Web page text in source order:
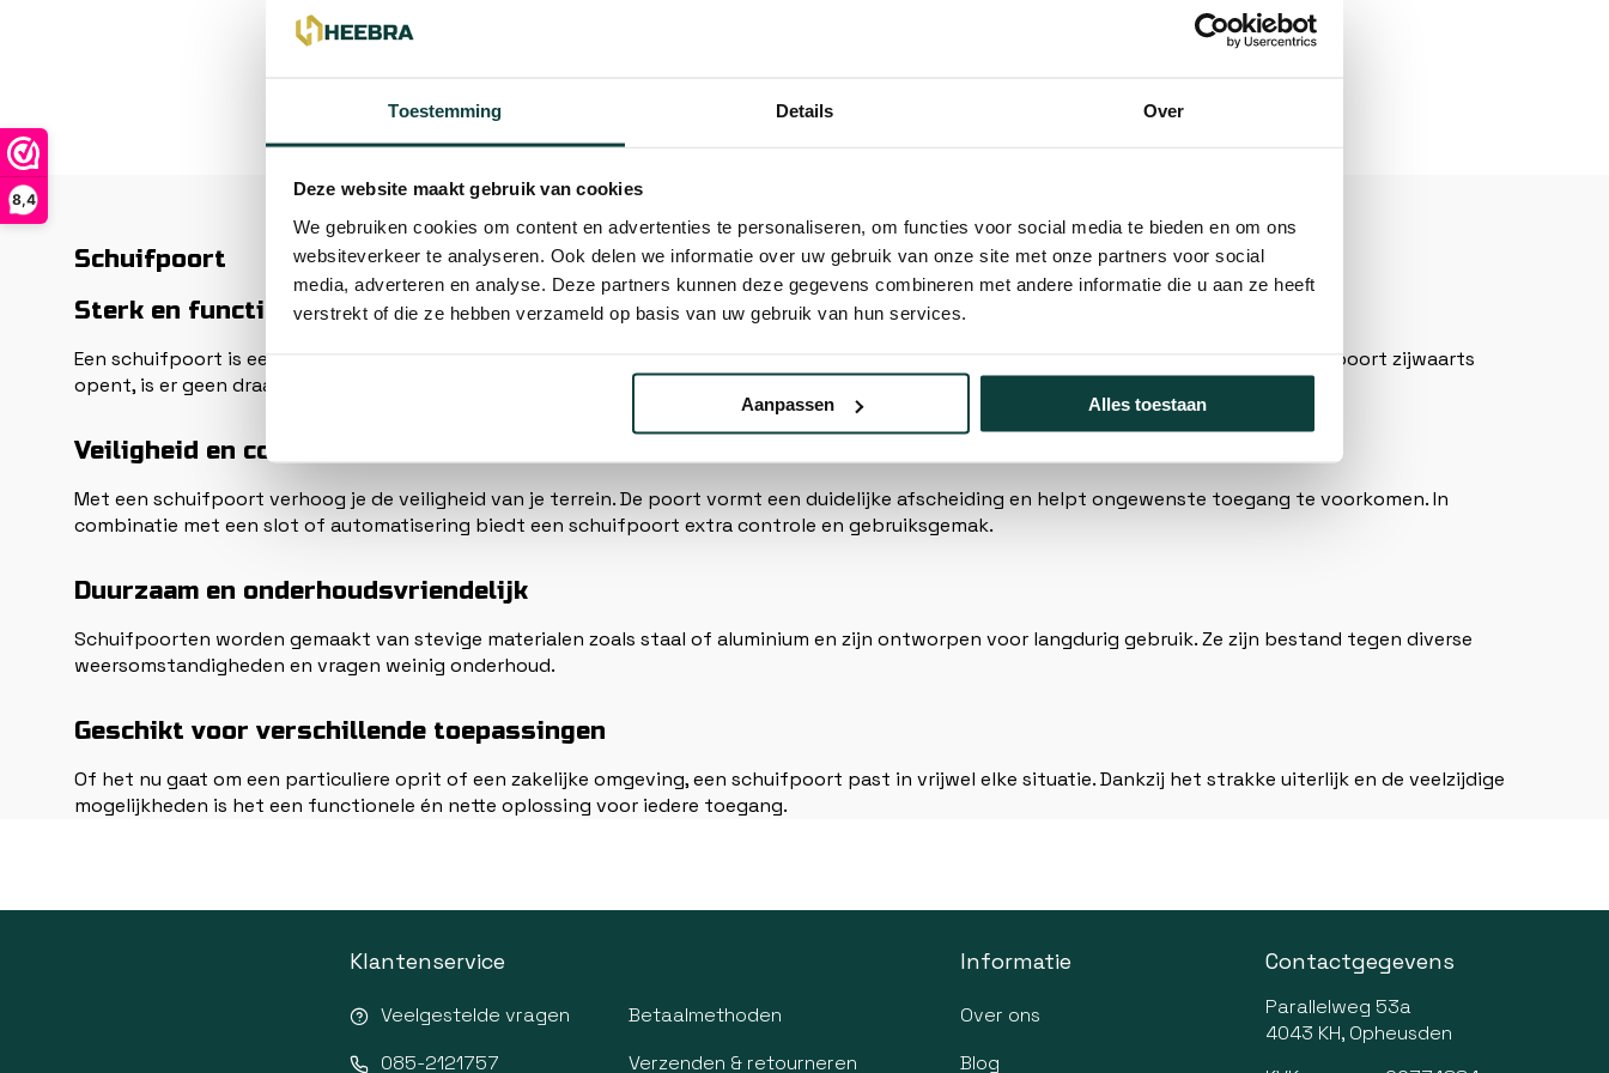
Toestemming Details Over
Deze website maakt gebruik van cookies
We gebruiken cookies om content en advertenties te personaliseren, om functies voor social media te bieden en om ons
websiteverkeer te analyseren. Ook delen we informatie over uw gebruik van onze site met onze partners voor social
media, adverteren en analyse. Deze partners kunnen deze gegevens combineren met andere informatie die u aan ze heeft
verstrekt of die ze hebben verzameld op basis van uw gebruik van hun services.
Aanpassen Alles toestaan
8,4
1
Schuifpoort
Sterk en functioneel ontwerp
Een schuifpoort is een praktische en ruimtebesparende oplossing voor het afsluiten van opritten, bedrijfsterreinen en erven. Doordat de poort zijwaarts
opent, is er geen draaicirkel nodig en blijft de beschikbare ruimte optimaal benut.
Veiligheid en controle
Met een schuifpoort verhoog je de veiligheid van je terrein. De poort vormt een duidelijke afscheiding en helpt ongewenste toegang te voorkomen. In
combinatie met een slot of automatisering biedt een schuifpoort extra controle en gebruiksgemak.
Duurzaam en onderhoudsvriendelijk
Schuifpoorten worden gemaakt van stevige materialen zoals staal of aluminium en zijn ontworpen voor langdurig gebruik. Ze zijn bestand tegen diverse
weersomstandigheden en vragen weinig onderhoud.
Geschikt voor verschillende toepassingen
Of het nu gaat om een particuliere oprit of een zakelijke omgeving, een schuifpoort past in vrijwel elke situatie. Dankzij het strakke uiterlijk en de veelzijdige
mogelijkheden is het een functionele én nette oplossing voor iedere toegang.
Klantenservice
Veelgestelde vragen
085-2121757
Betaalmethoden
Verzenden & retourneren
Informatie
Over ons
Blog
Contactgegevens
Parallelweg 53a
4043 KH, Opheusden